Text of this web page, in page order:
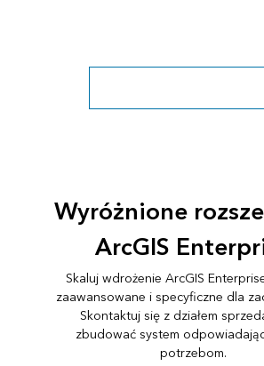
Wyróżnione
ArcGIS
Skaluj wdrożenie ArcGIS
zaawansowane i specyficzne dla
Skontaktuj się z działem
zbudować system
potrzebom.